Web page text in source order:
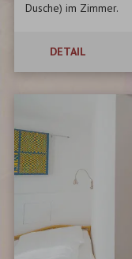
Dusche) im Zimmer.
DETAIL